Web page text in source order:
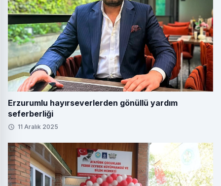
Erzurumlu hayırseverlerden gönüllü yardım
seferberliği
11 Aralık 2025